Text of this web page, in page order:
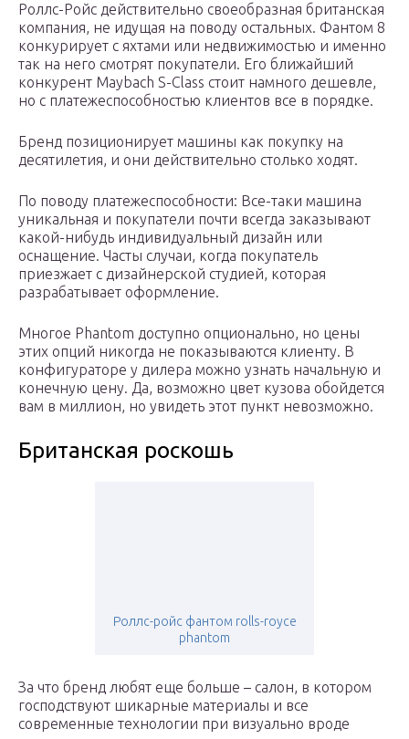
Роллс-Ройс действительно своеобразная британская
компания, не идущая на поводу остальных. Фантом 8
конкурирует с яхтами или недвижимостью и именно
так на него смотрят покупатели. Его ближайший
конкурент Maybach S-Class стоит намного дешевле,
но с платежеспособностью клиентов все в порядке.
Бренд позиционирует машины как покупку на
десятилетия, и они действительно столько ходят.
По поводу платежеспособности: Все-таки машина
уникальная и покупатели почти всегда заказывают
какой-нибудь индивидуальный дизайн или
оснащение. Часты случаи, когда покупатель
приезжает с дизайнерской студией, которая
разрабатывает оформление.
Многое Phantom доступно опционально, но цены
этих опций никогда не показываются клиенту. В
конфигураторе у дилера можно узнать начальную и
конечную цену. Да, возможно цвет кузова обойдется
вам в миллион, но увидеть этот пункт невозможно.
Британская роскошь
Роллс-ройс фантом rolls-royce
phantom
За что бренд любят еще больше – салон, в котором
господствуют шикарные материалы и все
современные технологии при визуально вроде